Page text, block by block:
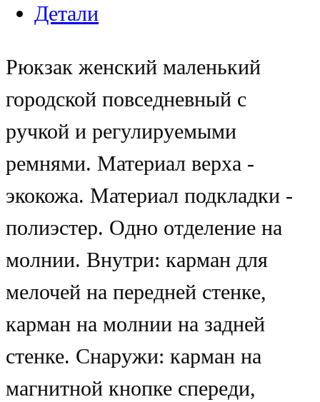
Детали
Рюкзак женский маленький
городской повседневный с
ручкой и регулируемыми
ремнями. Материал верха -
экокожа. Материал подкладки -
полиэстер. Одно отделение на
молнии. Внутри: карман для
мелочей на передней стенке,
карман на молнии на задней
стенке. Снаружи: карман на
магнитной кнопке спереди,